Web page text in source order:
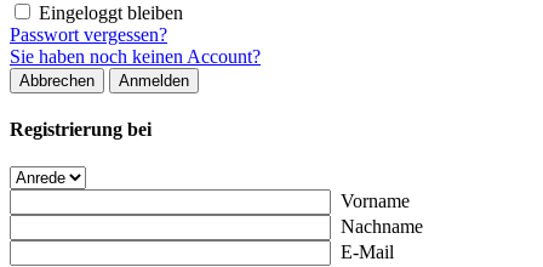
Eingeloggt bleiben
Passwort vergessen?
Sie haben noch keinen Account?
Abbrechen Anmelden
Registrierung bei
Vorname
Nachname
E-Mail